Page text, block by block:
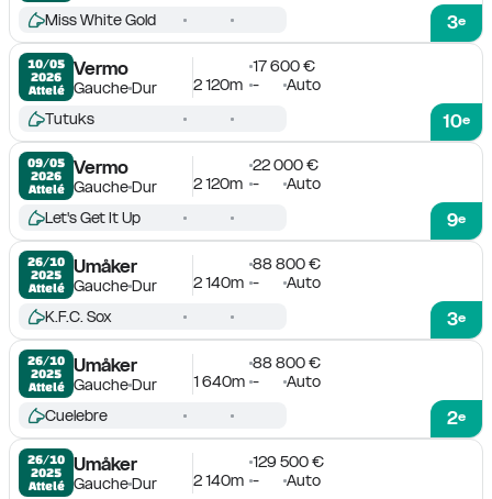
3e
Miss White Gold
10/05
2026
Attelé
Vermo
GaucheDur
17 600 €
2 120m - Auto
10e
Tutuks
09/05
2026
Attelé
Vermo
GaucheDur
22 000 €
2 120m - Auto
9e
Let's Get It Up
26/10
2025
Attelé
Umåker
GaucheDur
88 800 €
2 140m - Auto
3e
K.F.C. Sox
26/10
2025
Attelé
Umåker
GaucheDur
88 800 €
1 640m - Auto
2e
Cuelebre
26/10
2025
Attelé
Umåker
GaucheDur
129 500 €
2 140m - Auto